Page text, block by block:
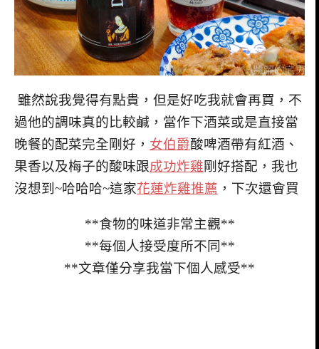
雖然說我覺得有點貴，但是好吃我就會再買，不
過他的調味真的比較鹹，當作下酒菜或是直接當
晚餐的配菜完全剛好， 女伯爵酸啤酒帶有紅酒、
果香以及梅子的酸味跟成功炸雞剛好搭配，我也
沒想到~哈哈哈~這家花蓮炸雞推薦 ，下次還會買
**食物的味道非常主觀**
**每個人接受度所不同**
**文章僅分享我當下個人感受**